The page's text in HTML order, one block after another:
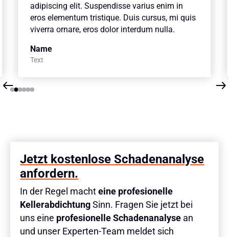
adipiscing elit. Suspendisse varius enim in
eros elementum tristique. Duis cursus, mi quis
viverra ornare, eros dolor interdum nulla.
Name
Text
Slide 2 of 6.
Jetzt kostenlose Schadenanalyse
anfordern.
In der Regel machteine profesionelle
Kellerabdichtung Sinn. Fragen Sie jetzt bei
uns eine profesionelle Schadenanalyse an
und unser Experten-Team meldet sich